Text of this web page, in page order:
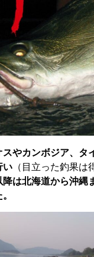
やカンボジア、タ
い （目立った釣果
降は北海道から沖縄